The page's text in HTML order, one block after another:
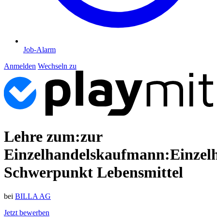
Job-Alarm
Anmelden Wechseln zu
Lehre zum:zur
Schwerpunkt Lebensmittel
bei BILLA AG
Jetzt bewerben